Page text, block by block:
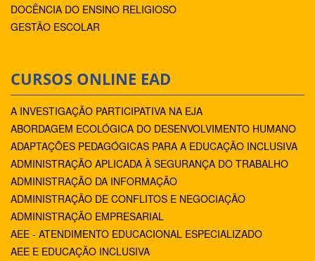
DOCÊNCIA DO ENSINO RELIGIOSO
GESTÃO ESCOLAR
CURSOS ONLINE EAD
A INVESTIGAÇÃO PARTICIPATIVA NA EJA
ABORDAGEM ECOLÓGICA DO DESENVOLVIMENTO HUMANO
ADAPTAÇÕES PEDAGÓGICAS PARA A EDUCAÇÃO INCLUSIVA
ADMINISTRAÇÃO APLICADA À SEGURANÇA DO TRABALHO
ADMINISTRAÇÃO DA INFORMAÇÃO
ADMINISTRAÇÃO DE CONFLITOS E NEGOCIAÇÃO
ADMINISTRAÇÃO EMPRESARIAL
AEE - ATENDIMENTO EDUCACIONAL ESPECIALIZADO
AEE E EDUCAÇÃO INCLUSIVA